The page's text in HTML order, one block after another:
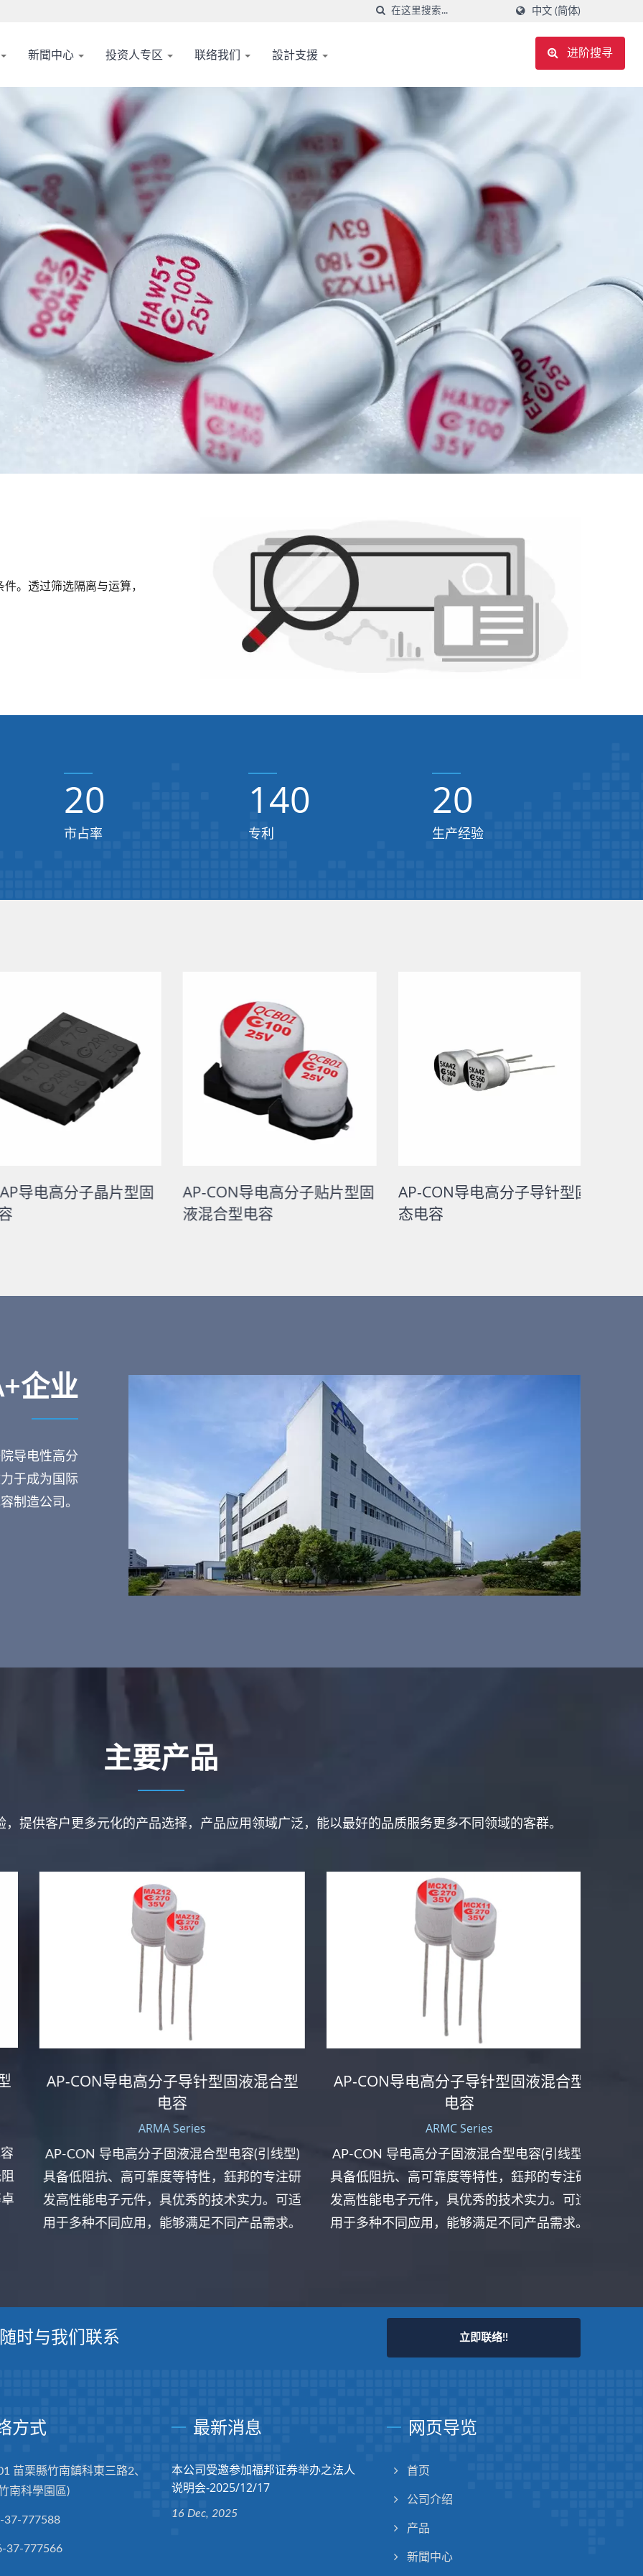
中文 (简体)
新聞中心 投资人专区 联络我们 設計支援 进阶搜寻
。透过筛选隔离与运算，
20
市占率
140
专利
20
生产经验
导电高分子晶片型固
AP-CON导电高分子贴片型固
液混合型电容
AP-CON导电高分子导针型固
态电容
企业
导电性高分
于成为国际
制造公司。
主要产品
提供客户更多元化的产品选择，产品应用领域广泛，能以最好的品质服务更多不同领域的客群。
AP-CON导电高分子导针型固液混合型
电容
ARMA Series
AP-CON 导电高分子固液混合型电容(引线型)
具备低阻抗、高可靠度等特性，鈺邦的专注研
发高性能电子元件，具优秀的技术实力。可适
用于多种不同应用，能够满足不同产品需求。
AP-CON导电高分子导针型固液混合型
电容
ARMC Series
AP-CON 导电高分子固液混合型电容(引线型)
具备低阻抗、高可靠度等特性，鈺邦的专注研
发高性能电子元件，具优秀的技术实力。可适
用于多种不同应用，能够满足不同产品需求。
时与我们联系 立即联络!!
方式
苗栗縣竹南鎮科東三路2、
南科學園區)
37-777588
37-777566
最新消息
本公司受邀参加福邦证券举办之法人
说明会-2025/12/17
16 Dec, 2025
网页导览
首页
公司介绍
产品
新聞中心